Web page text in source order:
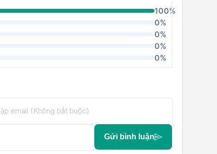
100%
0%
0%
0%
0%
Gửi bình luận